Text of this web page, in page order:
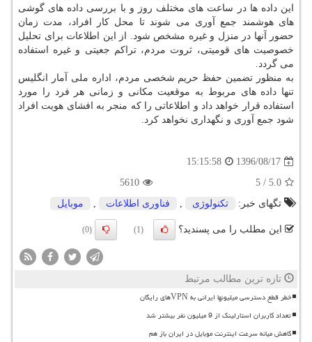
این داده ها در ساعت های مختلف روز و با بررسی داده های گوشی
های هوشمند جمع آوری می شوند تا محل كار افراد، مدت زمان
حضور آنها در منزل و غیره مشخص شود. از این اطلاعات برای تحلیل
خصوصیت های قومیتی، ثروت مردم، تراكم جعیتی و غیره استفاده
می گردد.
به منظور تضمین حفظ حریم شخصی مردم، اداره ملی آمار انگلیس
تنها داده های مربوط به موقعیت مكانی و زمانی هر فرد را مورد
استفاده قرار خواهد داد و اطلاعاتی را كه منجر به افشای هویت افراد
شود جمع آوری و نگهداری نخواهد كرد.
1396/08/17
15:15:58
5.0
/
5
5610
تگهای خبر:
تكنولوژی , فناوری اطلاعات , موبایل
این مطلب را می پسندید؟ (1)
(0)
تازه ترین مطالب مرتبط
خطر قطع دسترسی میلیونها ایرانی به VPNهای رایگان
تعداد کاربران استارلینک از 9 میلیون نفر بیشتر شد
کاهش میانه سرعت اینترنت موبایل در ایران باز هم